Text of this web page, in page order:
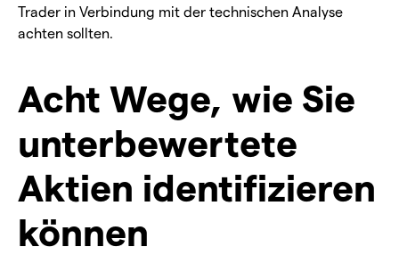
Trader in Verbindung mit der technischen Analyse
achten sollten.
Acht Wege, wie Sie
unterbewertete
Aktien identifizieren
können